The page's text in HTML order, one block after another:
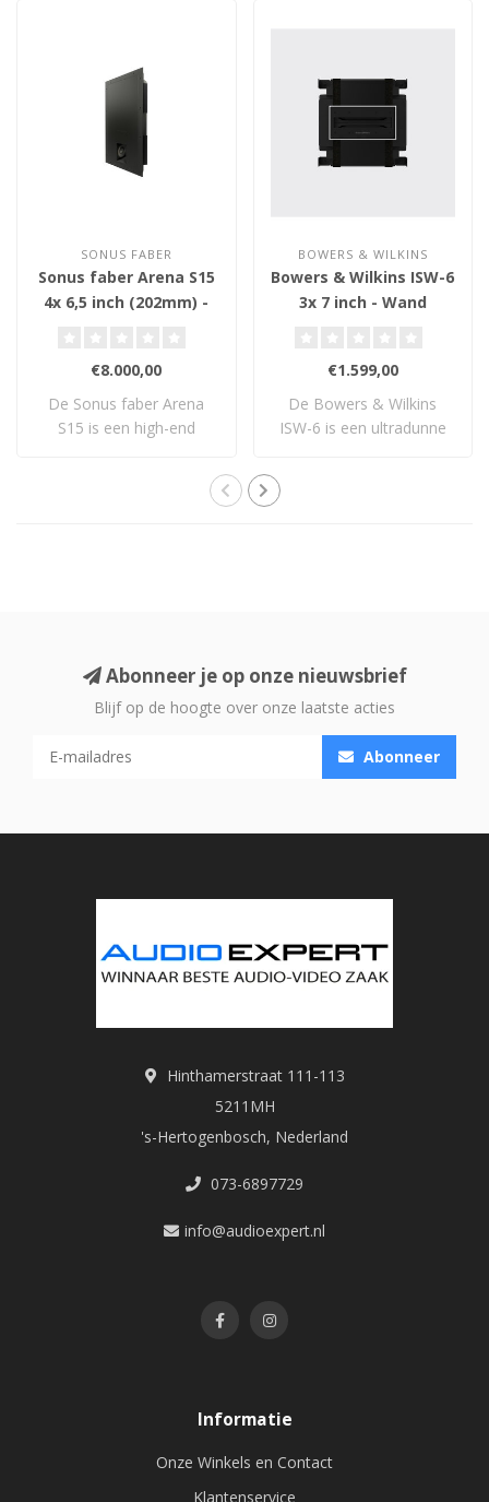
SONUS FABER
Sonus faber Arena S15
4x 6,5 inch (202mm) -
€8.000,00
De Sonus faber Arena
S15 is een high-end
BOWERS & WILKINS
Bowers & Wilkins ISW-6
3x 7 inch - Wand
€1.599,00
De Bowers & Wilkins
ISW-6 is een ultradunne
Abonneer je op onze nieuwsbrief
Blijf op de hoogte over onze laatste acties
Abonneer
Hinthamerstraat 111-113
5211MH
's-Hertogenbosch, Nederland
073-6897729
info@audioexpert.nl
Informatie
Onze Winkels en Contact
Klantenservice